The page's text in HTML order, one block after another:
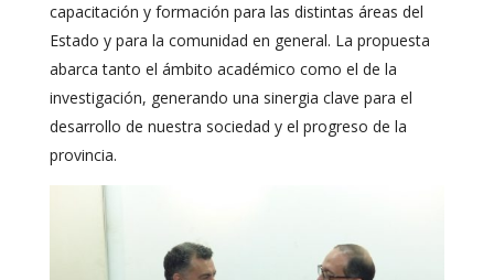
capacitación y formación para las distintas áreas del
Estado y para la comunidad en general. La propuesta
abarca tanto el ámbito académico como el de la
investigación, generando una sinergia clave para el
desarrollo de nuestra sociedad y el progreso de la
provincia.